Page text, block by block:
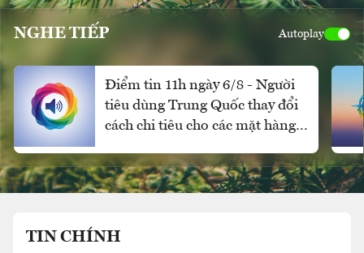
NGHE TIẾP Autoplay
Điểm tin 11h ngày 6/8 - Người
tiêu dùng Trung Quốc thay đổi
cách chi tiêu cho các mặt hàng
TIN CHÍNH